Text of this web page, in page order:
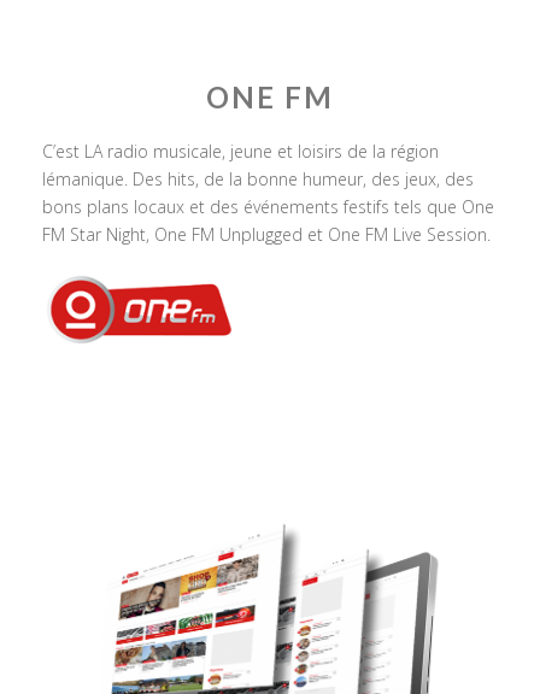
ONE FM
C’est LA radio musicale, jeune et loisirs de la région
lémanique. Des hits, de la bonne humeur, des jeux, des
bons plans locaux et des événements festifs tels que One
FM Star Night, One FM Unplugged et One FM Live Session.